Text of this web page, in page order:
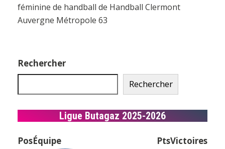
féminine de handball de Handball Clermont
Auvergne Métropole 63
Rechercher
Rechercher
Ligue Butagaz 2025-2026
PosÉquipe PtsVictoires